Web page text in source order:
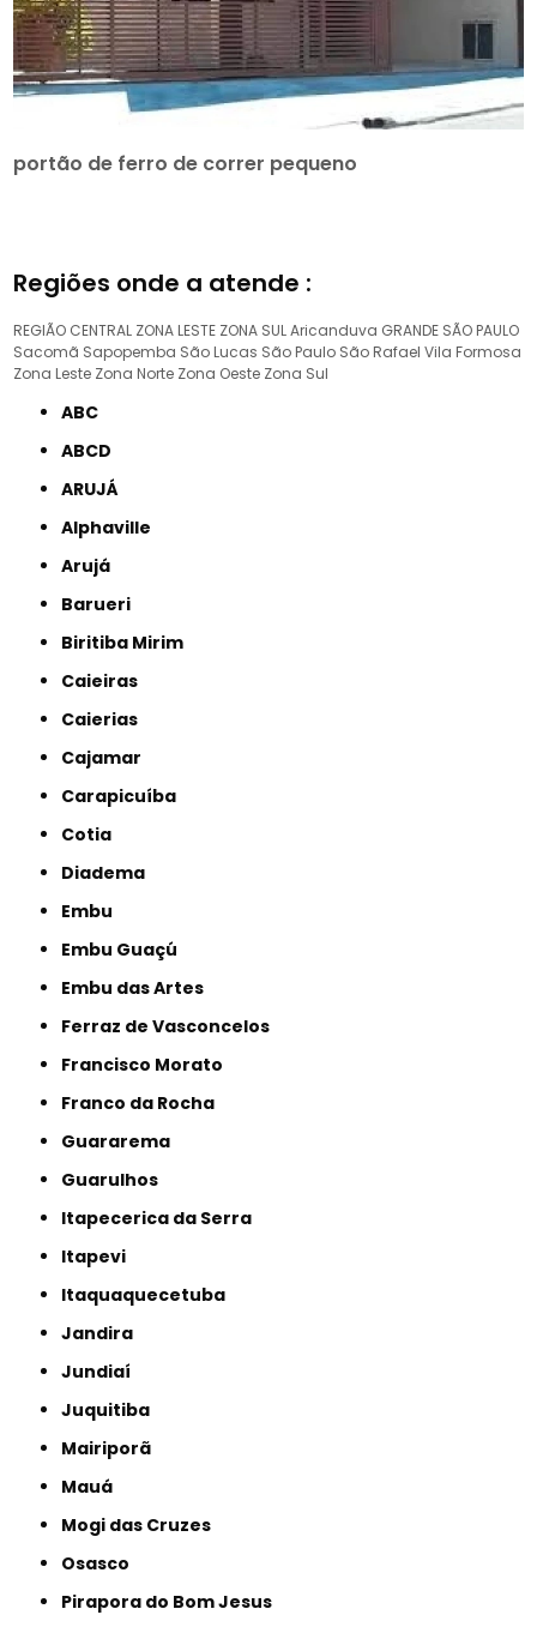
portão de ferro de correr pequeno
Regiões onde a atende :
REGIÃO CENTRAL ZONA LESTE ZONA SULAricanduva GRANDE SÃO PAULO
Sacomã Sapopemba São Lucas São Paulo São Rafael Vila Formosa
Zona Leste Zona Norte Zona Oeste Zona Sul
ABC
ABCD
ARUJÁ
Alphaville
Arujá
Barueri
Biritiba Mirim
Caieiras
Caierias
Cajamar
Carapicuíba
Cotia
Diadema
Embu
Embu Guaçú
Embu das Artes
Ferraz de Vasconcelos
Francisco Morato
Franco da Rocha
Guararema
Guarulhos
Itapecerica da Serra
Itapevi
Itaquaquecetuba
Jandira
Jundiaí
Juquitiba
Mairiporã
Mauá
Mogi das Cruzes
Osasco
Pirapora do Bom Jesus